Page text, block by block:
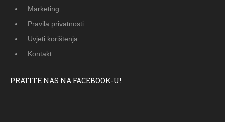
Marketing
Pravila privatnosti
Uvjeti korištenja
Kontakt
PRATITE NAS NA FACEBOOK-U!